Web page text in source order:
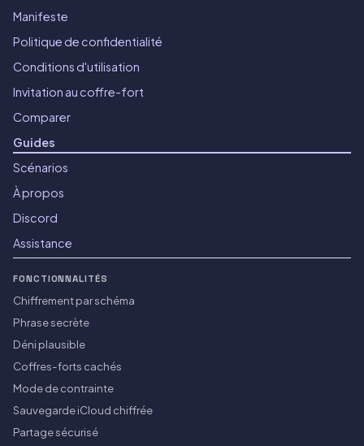
Manifeste
Politique de confidentialité
Conditions d'utilisation
Invitation au coffre-fort
Comparer
Guides
Scénarios
À propos
Discord
Assistance
FONCTIONNALITÉS
Chiffrement par schéma
Phrase secrète
Déni plausible
Coffres-forts cachés
Mode de contrainte
Sauvegarde iCloud chiffrée
Partage sécurisé